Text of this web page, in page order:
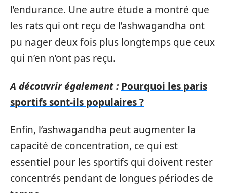
l’endurance. Une autre étude a montré que
les rats qui ont reçu de l’ashwagandha ont
pu nager deux fois plus longtemps que ceux
qui n’en n’ont pas reçu.
A découvrir également : Pourquoi les paris
sportifs sont-ils populaires ?
Enfin, l’ashwagandha peut augmenter la
capacité de concentration, ce qui est
essentiel pour les sportifs qui doivent rester
concentrés pendant de longues périodes de